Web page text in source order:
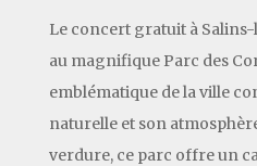
Le concert gratuit à
au magnifique Parc des
emblématique de la ville
naturelle et son
verdure, ce parc offre un